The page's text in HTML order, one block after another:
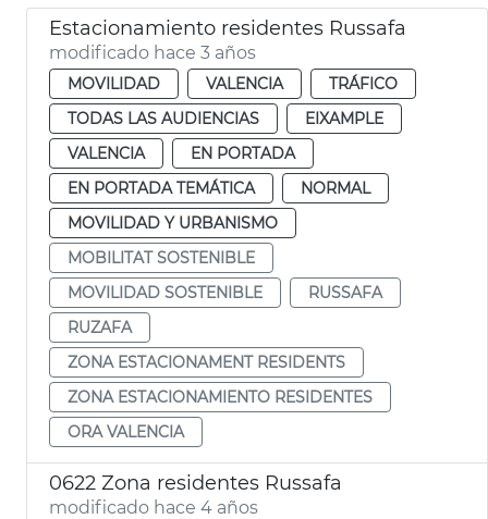
Estacionamiento residentes Russafa
modificado hace 3 años
MOVILIDAD VALENCIA
TRÁFICO
TODAS LAS AUDIENCIAS
EIXAMPLE
VALENCIA
EN PORTADA
EN PORTADA TEMÁTICA
NORMAL
MOVILIDAD Y URBANISMO
MOBILITAT SOSTENIBLE
MOVILIDAD SOSTENIBLE
RUSSAFA
RUZAFA
ZONA ESTACIONAMENT RESIDENTS
ZONA ESTACIONAMIENTO RESIDENTES
ORA VALENCIA
0622 Zona residentes Russafa
modificado hace 4 años